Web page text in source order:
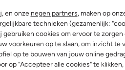
en onze negen partners, maken op
technieken (gezamenlijk:
gebruiken cookies om ervoor te
voorkeuren op te slaan, om inzicht te
op te bouwen van jouw online
op "Accepteer alle cookies" te